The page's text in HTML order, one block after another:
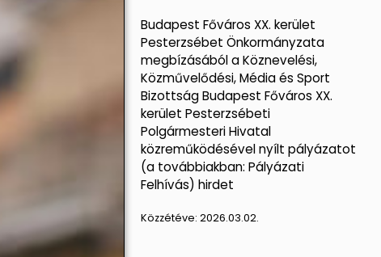
Budapest Főváros XX. kerület
Pesterzsébet Önkormányzata
megbízásából a Köznevelési,
Közművelődési, Média és Sport
Bizottság Budapest Főváros XX.
kerület Pesterzsébeti
Polgármesteri Hivatal
közreműködésével nyílt pályázatot
(a továbbiakban: Pályázati
Felhívás) hirdet
Közzétéve:2026.03.02.